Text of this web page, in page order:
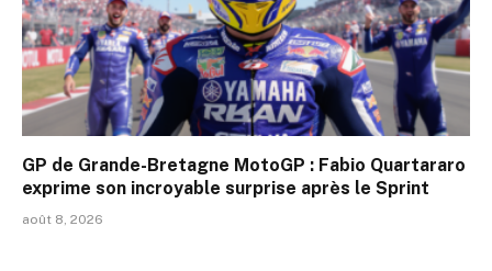
GP de Grande-Bretagne MotoGP : Fabio Quartararo
exprime son incroyable surprise après le Sprint
août 8, 2026